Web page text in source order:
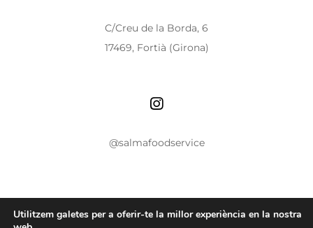
C/Creu de la Borda, 6
17469, Fortià (Girona)
@salmafoodservice
Utilitzem galetes per a oferir-te la millor experiència en la nostra